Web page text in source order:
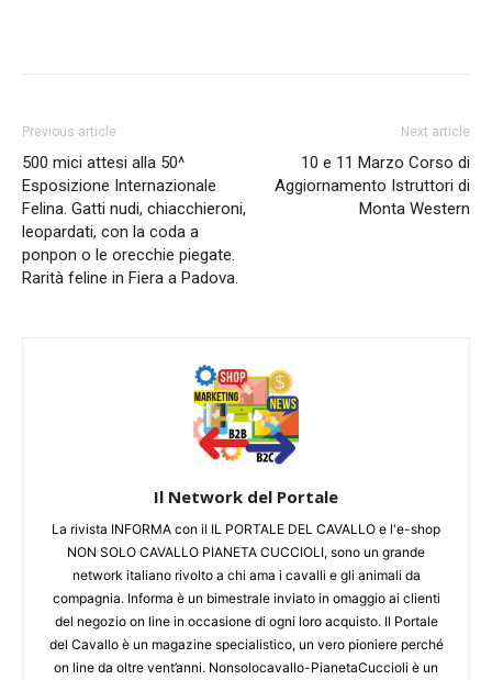
Previous article
500 mici attesi alla 50^
Esposizione Internazionale
Felina. Gatti nudi, chiacchieroni,
leopardati, con la coda a
ponpon o le orecchie piegate.
Rarità feline in Fiera a Padova.
Next article
10 e 11 Marzo Corso di
Aggiornamento Istruttori di
Monta Western
Il Network del Portale
La rivista INFORMA con il IL PORTALE DEL CAVALLO e l'e-shop
NON SOLO CAVALLO PIANETA CUCCIOLI, sono un grande
network italiano rivolto a chi ama i cavalli e gli animali da
compagnia. Informa è un bimestrale inviato in omaggio ai clienti
del negozio on line in occasione di ogni loro acquisto. Il Portale
del Cavallo è un magazine specialistico, un vero pioniere perché
on line da oltre vent’anni. Nonsolocavallo-PianetaCuccioli è un